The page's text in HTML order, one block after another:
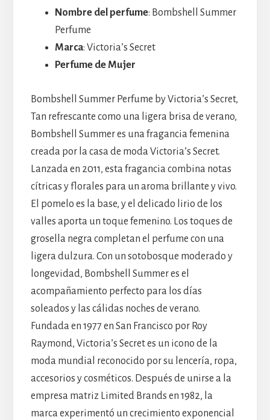
Nombre del perfume: Bombshell Summer
Perfume
Marca: Victoria’s Secret
Perfume de Mujer
Bombshell Summer Perfume by Victoria’s Secret,
Tan refrescante como una ligera brisa de verano,
Bombshell Summer es una fragancia femenina
creada por la casa de moda Victoria’s Secret.
Lanzada en 2011, esta fragancia combina notas
cítricas y florales para un aroma brillante y vivo.
El pomelo es la base, y el delicado lirio de los
valles aporta un toque femenino. Los toques de
grosella negra completan el perfume con una
ligera dulzura. Con un sotobosque moderado y
longevidad, Bombshell Summer es el
acompañamiento perfecto para los días
soleados y las cálidas noches de verano.
Fundada en 1977 en San Francisco por Roy
Raymond, Victoria’s Secret es un icono de la
moda mundial reconocido por su lencería, ropa,
accesorios y cosméticos. Después de unirse a la
empresa matriz Limited Brands en 1982, la
marca experimentó un crecimiento exponencial